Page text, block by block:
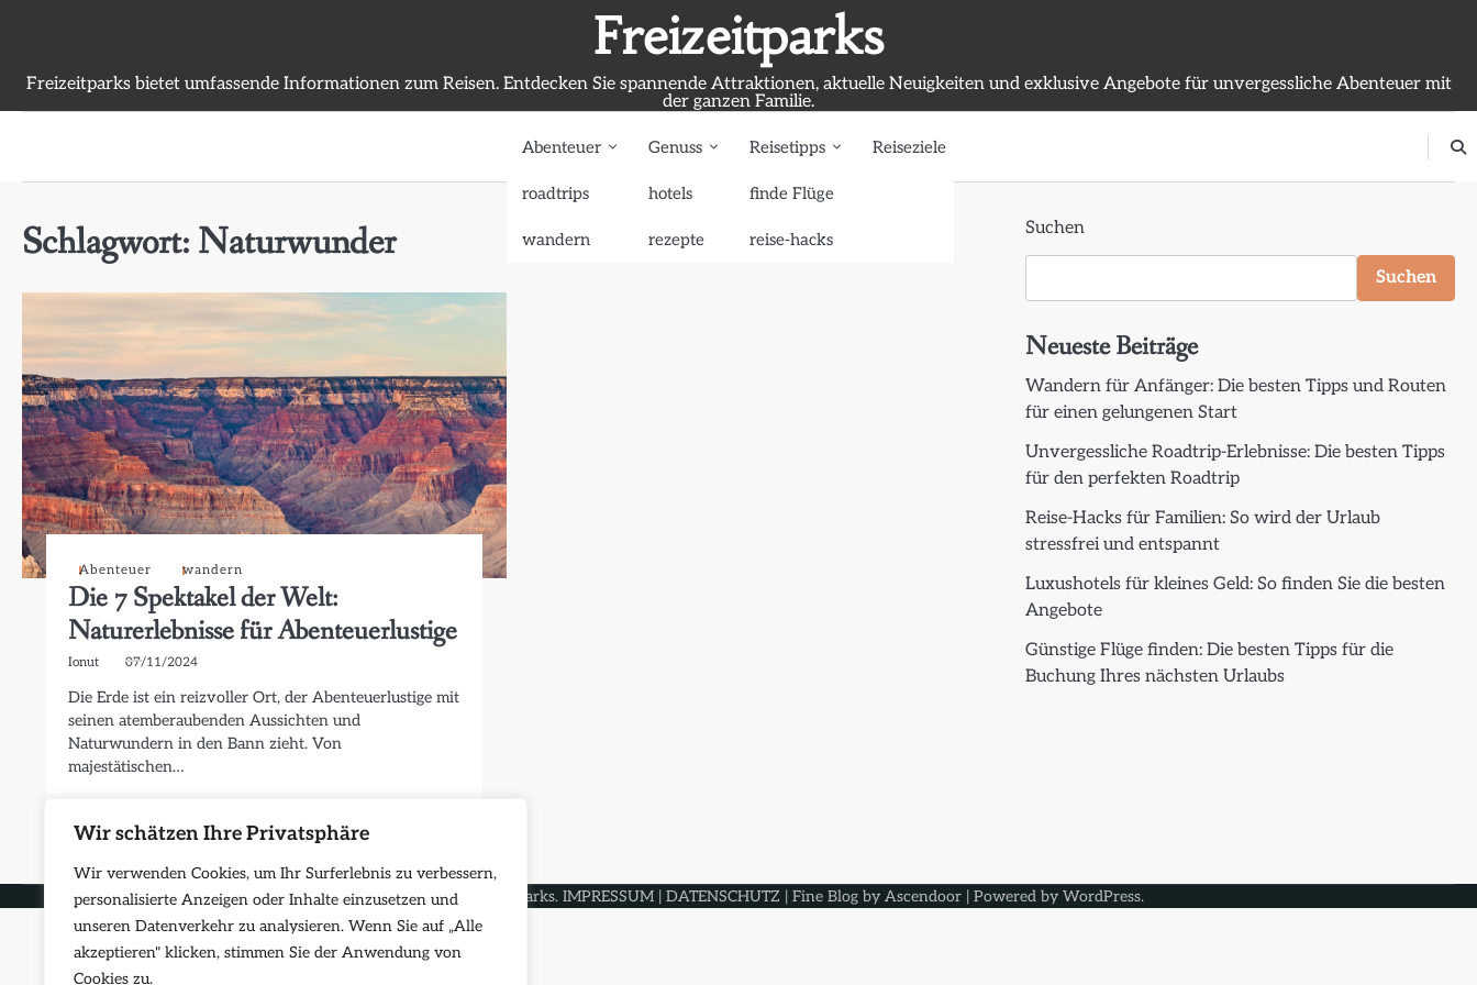
Wir schätzen Ihre Privatsphäre
Wir verwenden Cookies, um Ihr Surferlebnis zu verbessern,
personalisierte Anzeigen oder Inhalte einzusetzen und
unseren Datenverkehr zu analysieren. Wenn Sie auf „Alle
akzeptieren" klicken, stimmen Sie der Anwendung von
Cookies zu.
Freizeitparks
Freizeitparks bietet umfassende Informationen zum Reisen. Entdecken Sie spannende Attraktionen, aktuelle Neuigkeiten und exklusive Angebote für unvergessliche Abenteuer mit
der ganzen Familie.
Abenteuer
roadtrips
wandern
Genuss
hotels
rezepte
Reisetipps
finde Flüge
reise-hacks
Reiseziele
Schlagwort: Naturwunder
Abenteuer wandern
Die 7 Spektakel der Welt:
Naturerlebnisse für Abenteuerlustige
Ionut 07/11/2024
Die Erde ist ein reizvoller Ort, der Abenteuerlustige mit
seinen atemberaubenden Aussichten und
Naturwundern in den Bann zieht. Von
majestätischen…
Suchen
Suchen
Neueste Beiträge
Wandern für Anfänger: Die besten Tipps und Routen
für einen gelungenen Start
Unvergessliche Roadtrip-Erlebnisse: Die besten Tipps
für den perfekten Roadtrip
Reise-Hacks für Familien: So wird der Urlaub
stressfrei und entspannt
Luxushotels für kleines Geld: So finden Sie die besten
Angebote
Günstige Flüge finden: Die besten Tipps für die
Buchung Ihres nächsten Urlaubs
Copyright © 2026 Freizeitparks. IMPRESSUM | DATENSCHUTZ | Fine Blog by Ascendoor | Powered by WordPress.